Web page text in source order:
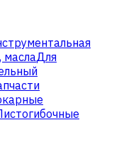
Для